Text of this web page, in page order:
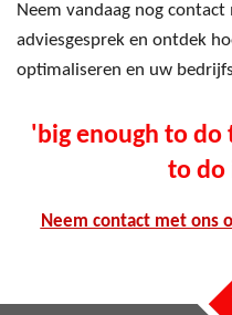
Neem vandaag nog
adviesgesprek en ontdek
optimaliseren en uw
'big enough to do
to do
Neem contact met ons